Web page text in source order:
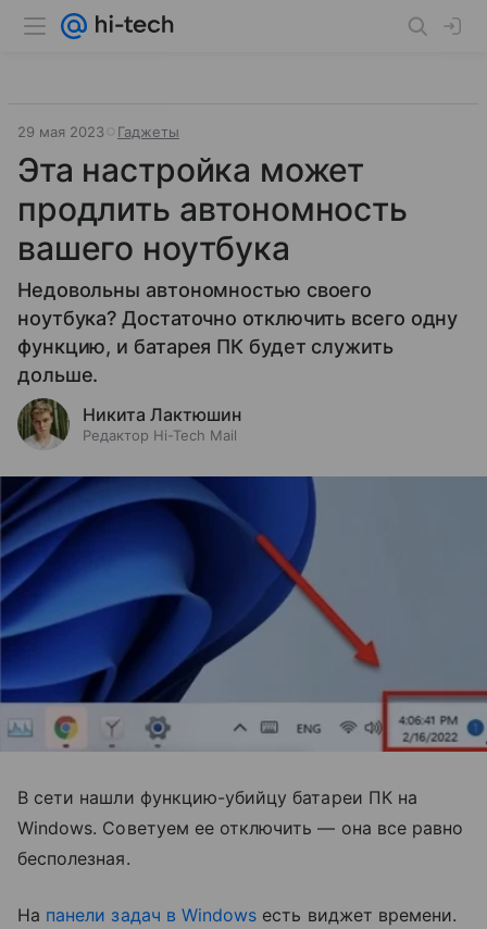
29 мая 2023 Гаджеты
Эта настройка может
продлить автономность
вашего ноутбука
Недовольны автономностью своего
ноутбука? Достаточно отключить всего одну
функцию, и батарея ПК будет служить
дольше.
Никита Лактюшин
Редактор Hi-Tech Mail
В сети нашли функцию-убийцу батареи ПК на
Windows. Советуем ее отключить — она все равно
бесполезная.
На панели задач в Windows есть виджет времени.